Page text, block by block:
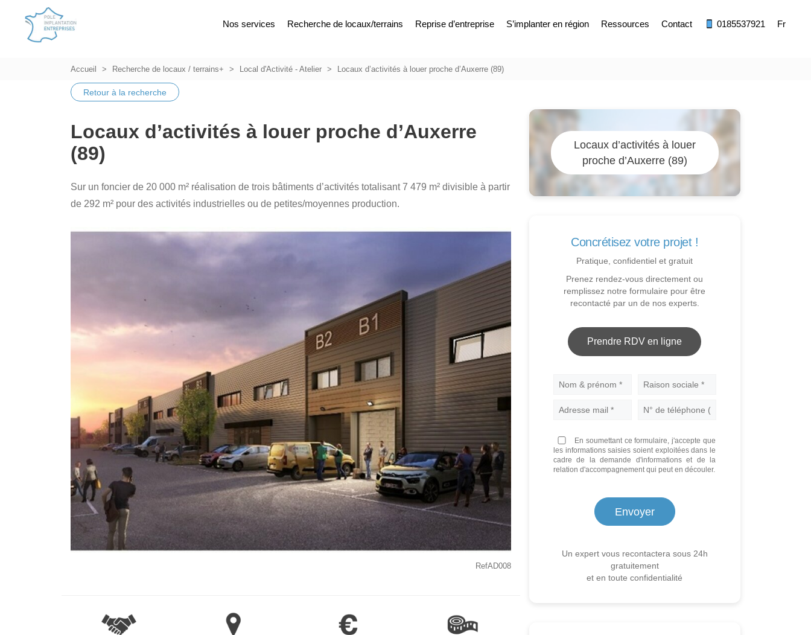
Nos services Recherche de locaux/terrains Reprise d’entreprise S’implanter en région Ressources Contact 0185537921 Fr
Accueil Recherche de locaux / terrains+ Local d'Activité - Atelier Locaux d’activités à louer proche d’Auxerre (89)
Retour à la recherche
Locaux d’activités à louer proche d’Auxerre
(89)
Sur un foncier de 20 000 m² réalisation de trois bâtiments d’activités totalisant 7 479 m² divisible à partir
de 292 m² pour des activités industrielles ou de petites/moyennes production.
RefAD008
Locaux d’activités à louer
proche d’Auxerre (89)
Concrétisez votre projet !
Pratique, confidentiel et gratuit
Prenez rendez-vous directement ou
remplissez notre formulaire pour être
recontacté par un de nos experts.
Prendre RDV en ligne
Nom
En soumettant ce formulaire, j'accepte que
les informations saisies soient exploitées dans le
cadre de la demande d'informations et de la
relation d'accompagnement qui peut en découler.
Un expert vous recontactera sous 24h
gratuitement
et en toute confidentialité